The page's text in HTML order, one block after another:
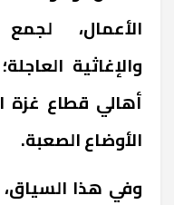
الأعمال،
والإغاثية
أهالي قطاع
الأوضاع الصعبة.
وفي هذا السياق،